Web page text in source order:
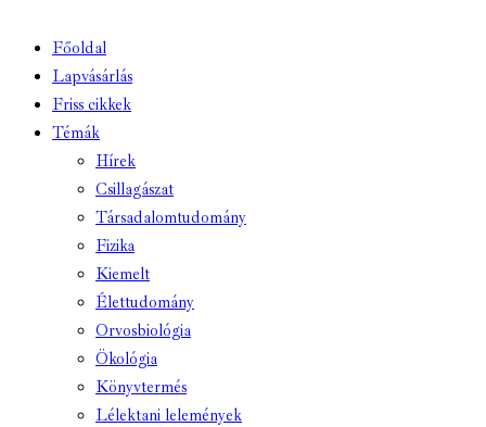
Főoldal
Lapvásárlás
Friss cikkek
Témák
Hírek
Csillagászat
Társadalomtudomány
Fizika
Kiemelt
Élettudomány
Orvosbiológia
Ökológia
Könyvtermés
Lélektani lelemények